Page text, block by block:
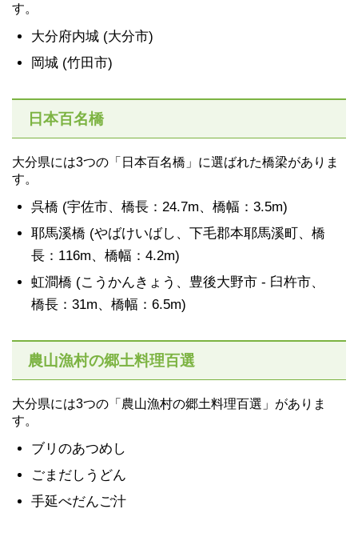
す。
大分府内城 (大分市)
岡城 (竹田市)
日本百名橋
大分県には3つの「日本百名橋」に選ばれた橋梁がありま
す。
呉橋 (宇佐市、橋長：24.7m、橋幅：3.5m)
耶馬溪橋 (やばけいばし、下毛郡本耶馬溪町、橋
長：116m、橋幅：4.2m)
虹澗橋 (こうかんきょう、豊後大野市 - 臼杵市、
橋長：31m、橋幅：6.5m)
農山漁村の郷土料理百選
大分県には3つの「農山漁村の郷土料理百選」がありま
す。
ブリのあつめし
ごまだしうどん
手延べだんご汁